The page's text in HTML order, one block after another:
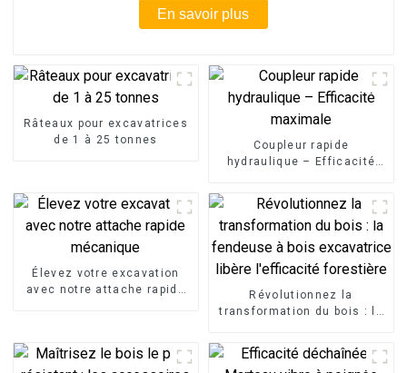
En savoir plus
Râteaux pour excavatrices
de 1 à 25 tonnes
Coupleur rapide
hydraulique – Efficacité
Élevez votre excavation
avec notre attache rapide
Révolutionnez la
transformation du bois : la
l'efficacité forestière